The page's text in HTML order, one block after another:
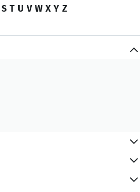
S T U V W X Y Z